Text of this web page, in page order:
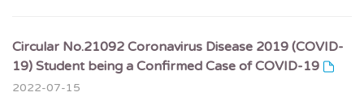
Circular No.21092 Coronavirus Disease 2019 (COVID-
19) Student being a Confirmed Case of COVID-19
2022-07-15